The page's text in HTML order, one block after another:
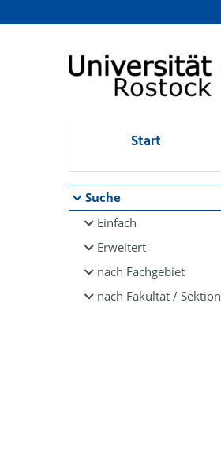
Browsen
direkt zum Inhalt
Start
Suche
Einfach
Erweitert
nach Fachgebiet
nach Fakultät / Sektion